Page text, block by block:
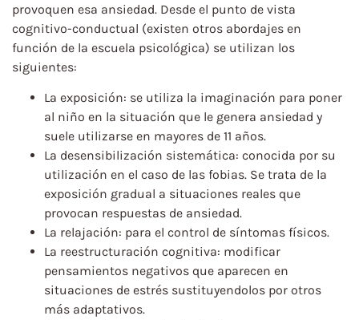
provoquen esa ansiedad. Desde el punto de vista
cognitivo-conductual (existen otros abordajes en
función de la escuela psicológica) se utilizan los
siguientes:
La exposición: se utiliza la imaginación para poner
al niño en la situación que le genera ansiedad y
suele utilizarse en mayores de 11 años.
La desensibilización sistemática: conocida por su
utilización en el caso de las fobias. Se trata de la
exposición gradual a situaciones reales que
provocan respuestas de ansiedad.
La relajación: para el control de síntomas físicos.
La reestructuración cognitiva: modificar
pensamientos negativos que aparecen en
situaciones de estrés sustituyendolos por otros
más adaptativos.